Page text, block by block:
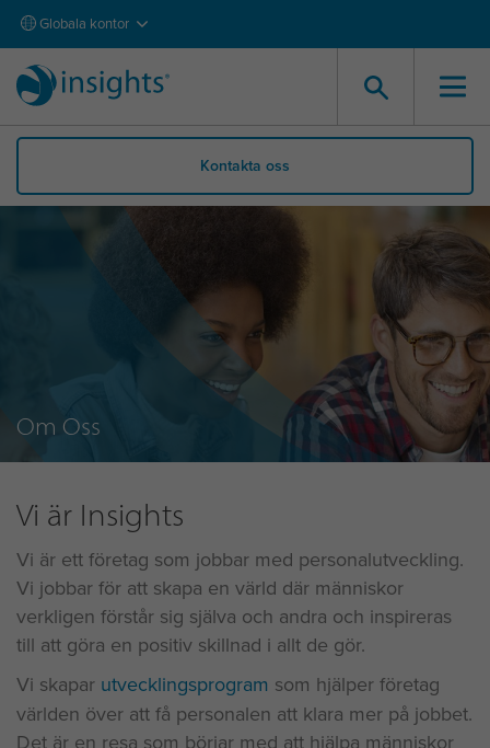
Globala kontor
Kontakta oss
Om Oss
Vi är Insights
Vi är ett företag som jobbar med personalutveckling.
Vi jobbar för att skapa en värld där människor
verkligen förstår sig själva och andra och inspireras
till att göra en positiv skillnad i allt de gör.
Vi skapar utvecklingsprogram som hjälper företag
världen över att få personalen att klara mer på jobbet.
Det är en resa som börjar med att hjälpa människor